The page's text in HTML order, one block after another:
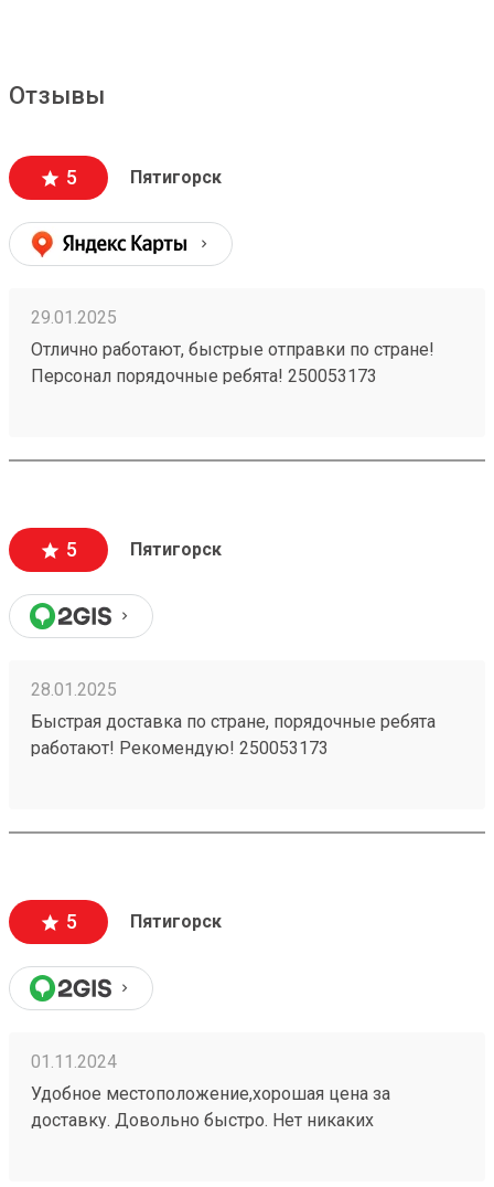
Отзывы
5 Пятигорск
29.01.2025
Отлично работают, быстрые отправки по стране!
Персонал порядочные ребята! 250053173
5 Пятигорск
28.01.2025
Быстрая доставка по стране, порядочные ребята
работают! Рекомендую! 250053173
5 Пятигорск
01.11.2024
Удобное местоположение,хорошая цена за
доставку. Довольно быстро. Нет никаких